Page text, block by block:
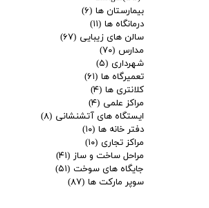
بیمارستان ها (۶)
درمانگاه ها (۱۱)
سالن های زیبایی (۶۷)
مدارس (۷۰)
شهرداری (۵)
تعمیرگاه ها (۶۱)
کلانتری ها (۴)
مراکز علمی (۴)
ایستگاه های آتشنشانی (۸)
دفتر خانه ها (۱۰)
مراکز تجاری (۱۰)
مراحل ساخت و ساز (۴۱)
جایگاه های سوخت (۵۱)
سوپر مارکت ها (۸۷)